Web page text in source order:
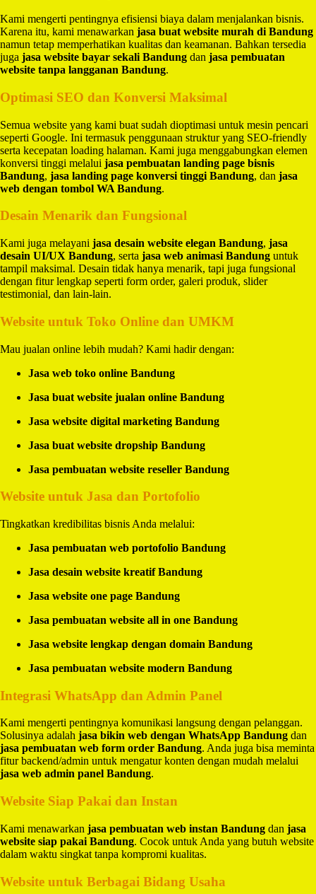
Kami mengerti pentingnya efisiensi biaya dalam menjalankan bisnis.
Karena itu, kami menawarkan jasa buat website murah di Bandung
namun tetap memperhatikan kualitas dan keamanan. Bahkan tersedia
juga jasa website bayar sekali Bandung dan jasa pembuatan
website tanpa langganan Bandung.
Optimasi SEO dan Konversi Maksimal
Semua website yang kami buat sudah dioptimasi untuk mesin pencari
seperti Google. Ini termasuk penggunaan struktur yang SEO-friendly
serta kecepatan loading halaman. Kami juga menggabungkan elemen
konversi tinggi melalui jasa pembuatan landing page bisnis
Bandung, jasa landing page konversi tinggi Bandung, dan jasa
web dengan tombol WA Bandung.
Desain Menarik dan Fungsional
Kami juga melayani jasa desain website elegan Bandung, jasa
desain UI/UX Bandung, serta jasa web animasi Bandung untuk
tampil maksimal. Desain tidak hanya menarik, tapi juga fungsional
dengan fitur lengkap seperti form order, galeri produk, slider
testimonial, dan lain-lain.
Website untuk Toko Online dan UMKM
Mau jualan online lebih mudah? Kami hadir dengan:
Jasa web toko online Bandung
Jasa buat website jualan online Bandung
Jasa website digital marketing Bandung
Jasa buat website dropship Bandung
Jasa pembuatan website reseller Bandung
Website untuk Jasa dan Portofolio
Tingkatkan kredibilitas bisnis Anda melalui:
Jasa pembuatan web portofolio Bandung
Jasa desain website kreatif Bandung
Jasa website one page Bandung
Jasa pembuatan website all in one Bandung
Jasa website lengkap dengan domain Bandung
Jasa pembuatan website modern Bandung
Integrasi WhatsApp dan Admin Panel
Kami mengerti pentingnya komunikasi langsung dengan pelanggan.
Solusinya adalah jasa bikin web dengan WhatsApp Bandung dan
jasa pembuatan web form order Bandung. Anda juga bisa meminta
fitur backend/admin untuk mengatur konten dengan mudah melalui
jasa web admin panel Bandung.
Website Siap Pakai dan Instan
Kami menawarkan jasa pembuatan web instan Bandung dan jasa
website siap pakai Bandung. Cocok untuk Anda yang butuh website
dalam waktu singkat tanpa kompromi kualitas.
Website untuk Berbagai Bidang Usaha